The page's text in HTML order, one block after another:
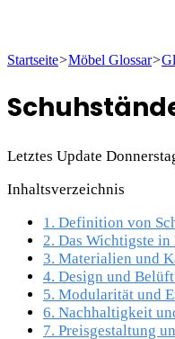
Startseite>Möbel Glossar>
Letztes Update
Inhaltsverzeichnis
1. Definition von
2. Das Wichtigste in
3. Materialien und
4. Design und
5. Modularität und
6. Nachhaltigkeit
7. Preisgestaltung